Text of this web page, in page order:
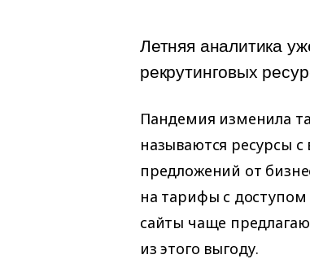
Летняя аналитика
рекрутинговых
Пандемия изменила
называются ресурсы
предложений от
на тарифы с
сайты чаще
из этого выгоду.